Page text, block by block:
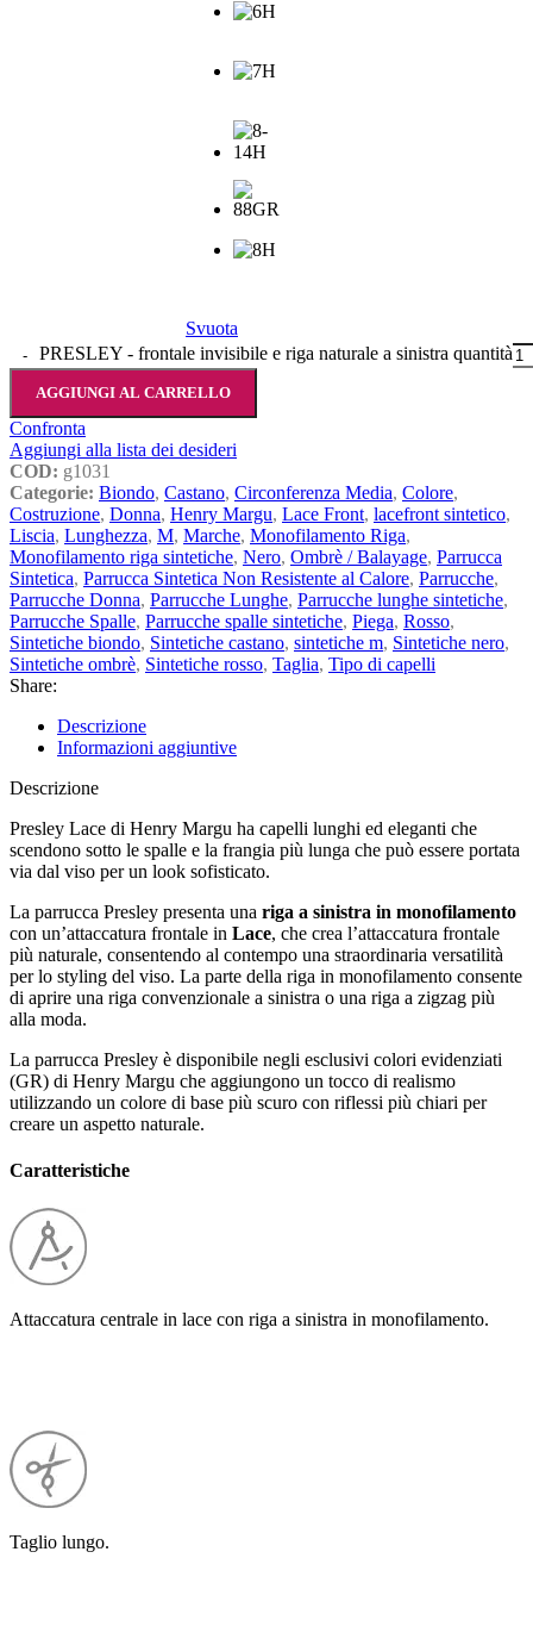
Svuota
PRESLEY - frontale invisibile e riga naturale a sinistra quantità
AGGIUNGI AL CARRELLO
Confronta
Aggiungi alla lista dei desideri
COD: g1031
Categorie: Biondo, Castano, Circonferenza Media, Colore,
Costruzione, Donna, Henry Margu, Lace Front, lacefront sintetico,
Liscia, Lunghezza, M, Marche, Monofilamento Riga,
Monofilamento riga sintetiche, Nero, Ombrè / Balayage, Parrucca
Sintetica, Parrucca Sintetica Non Resistente al Calore, Parrucche,
Parrucche Donna, Parrucche Lunghe, Parrucche lunghe sintetiche,
Parrucche Spalle, Parrucche spalle sintetiche, Piega, Rosso,
Sintetiche biondo, Sintetiche castano, sintetiche m, Sintetiche nero,
Sintetiche ombrè, Sintetiche rosso, Taglia, Tipo di capelli
Share:
Descrizione
Informazioni aggiuntive
Descrizione
Presley Lace di Henry Margu ha capelli lunghi ed eleganti che
scendono sotto le spalle e la frangia più lunga che può essere portata
via dal viso per un look sofisticato.
La parrucca Presley presenta una riga a sinistra in monofilamento
con un’attaccatura frontale in Lace, che crea l’attaccatura frontale
più naturale, consentendo al contempo una straordinaria versatilità
per lo styling del viso. La parte della riga in monofilamento consente
di aprire una riga convenzionale a sinistra o una riga a zigzag più
alla moda.
La parrucca Presley è disponibile negli esclusivi colori evidenziati
(GR) di Henry Margu che aggiungono un tocco di realismo
utilizzando un colore di base più scuro con riflessi più chiari per
creare un aspetto naturale.
Caratteristiche
Attaccatura centrale in lace con riga a sinistra in monofilamento.
Taglio lungo.